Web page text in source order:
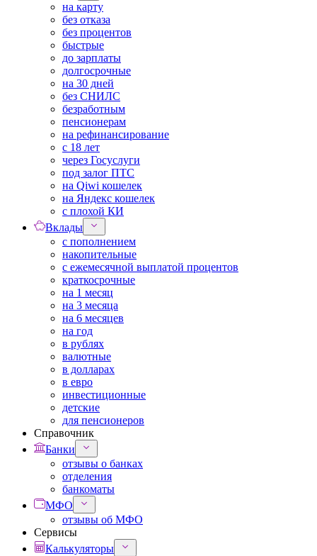
на карту
без отказа
без процентов
быстрые
до зарплаты
долгосрочные
на 30 дней
без СНИЛС
безработным
пенсионерам
на рефинансирование
с 18 лет
через Госуслуги
под залог ПТС
на Qiwi кошелек
на Яндекс кошелек
с плохой КИ
Вклады
с пополнением
накопительные
с ежемесячной выплатой процентов
краткосрочные
на 1 месяц
на 3 месяца
на 6 месяцев
на год
в рублях
валютные
в долларах
в евро
инвестиционные
детские
для пенсионеров
Справочник
Банки
отзывы о банках
отделения
банкоматы
МФО
отзывы об МФО
Сервисы
Калькуляторы